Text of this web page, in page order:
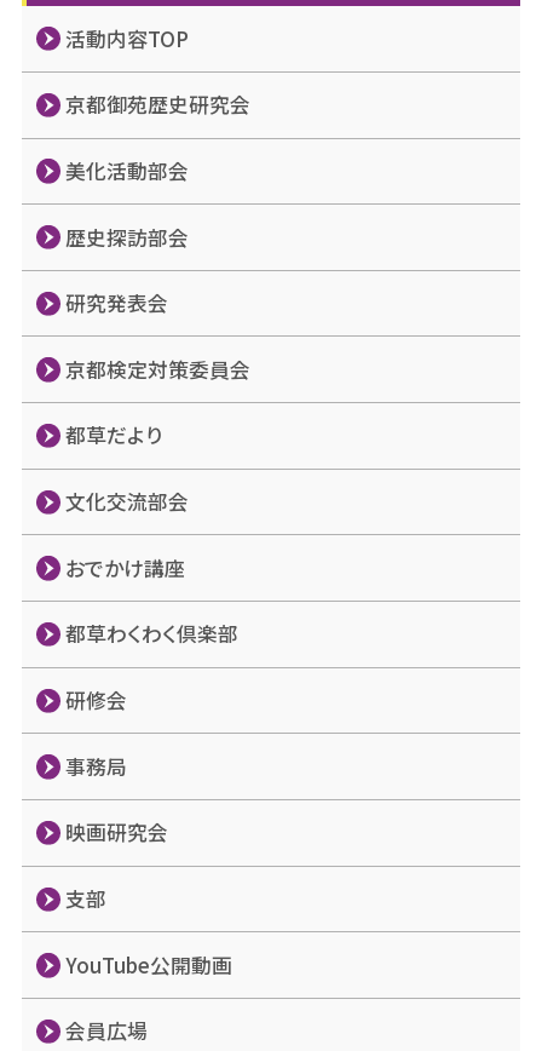
活動内容TOP
京都御苑歴史研究会
美化活動部会
歴史探訪部会
研究発表会
京都検定対策委員会
都草だより
文化交流部会
おでかけ講座
都草わくわく倶楽部
研修会
事務局
映画研究会
支部
YouTube公開動画
会員広場